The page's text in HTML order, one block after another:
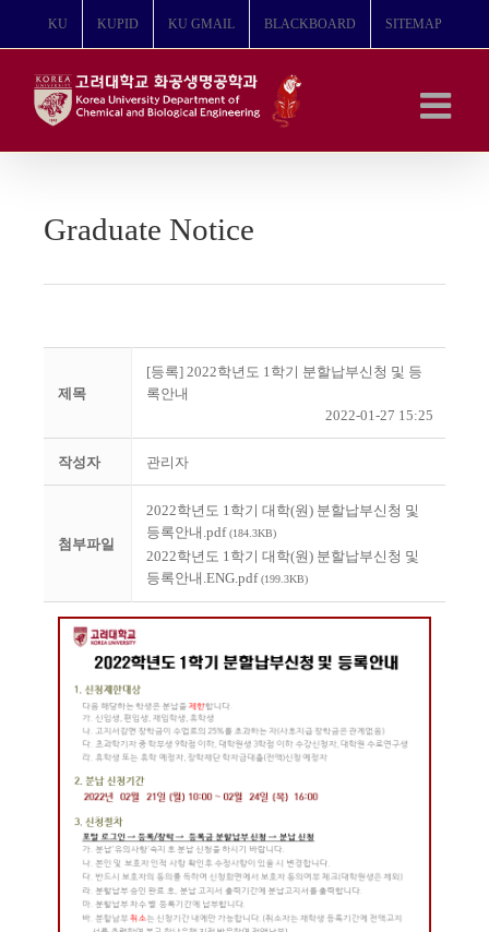
뛰
KU KUPID KU GMAIL BLACKBOARD SITEMAP
Graduate Notice
제목
[등록] 2022학년도 1학기 분할납부신청 및 등
록안내
2022-01-27 15:25
작성자 관리자
첨부파일
2022학년도 1학기 대학(원) 분할납부신청 및
등록안내.pdf(184.3KB)
2022학년도 1학기 대학(원) 분할납부신청 및
등록안내.ENG.pdf(199.3KB)